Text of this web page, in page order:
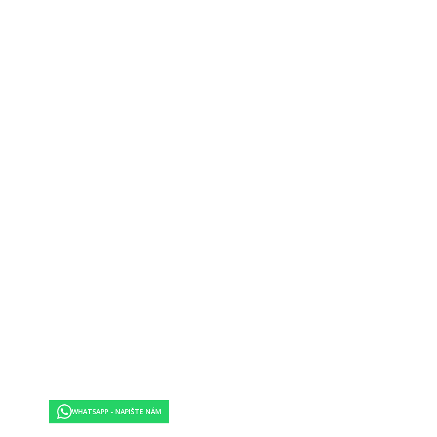
vám bude k dispozici po celý Váš pobyt. Součástí hotelu je restaurace s chutnými jídly a bar s alko a nealko nápoji. Ve veřejných
také úschovna zavazadel či možnost výměny měny. Pro pracovní cesty či firemní jednání můžete využívat konferenční místnosti
maximální pohodlí a relaxaci. Každý pokoj je vybaven vlastním sociálním zařízením a koupelnou se sprchou či vanou. Pokoje disponují
čaje, balkonem nebo terasou a jsou plně klimatizovány. V každém pokoji je dostupné WiFi připojení. Rodinné pokoje mají palandu.
pro vás k dispozici lehátka a slunečníky. Pokud chcete svůj pobyt v hotelu strávit aktivněji, můžete si zacvičit v hotelovém fitness centru
WHATSAPP - NAPIŠTE NÁM